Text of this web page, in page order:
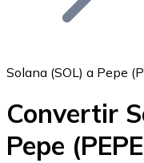
Bitcoin
BTC
Solana (SOL) a Pepe
Convertir
Pepe